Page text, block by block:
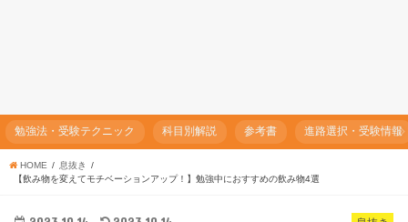
勉強法・受験テクニック 科目別解説 参考書 進路選択・受験情報
HOME
息抜き
【飲み物を変えてモチベーションアップ！】勉強中におすすめの飲み物4選